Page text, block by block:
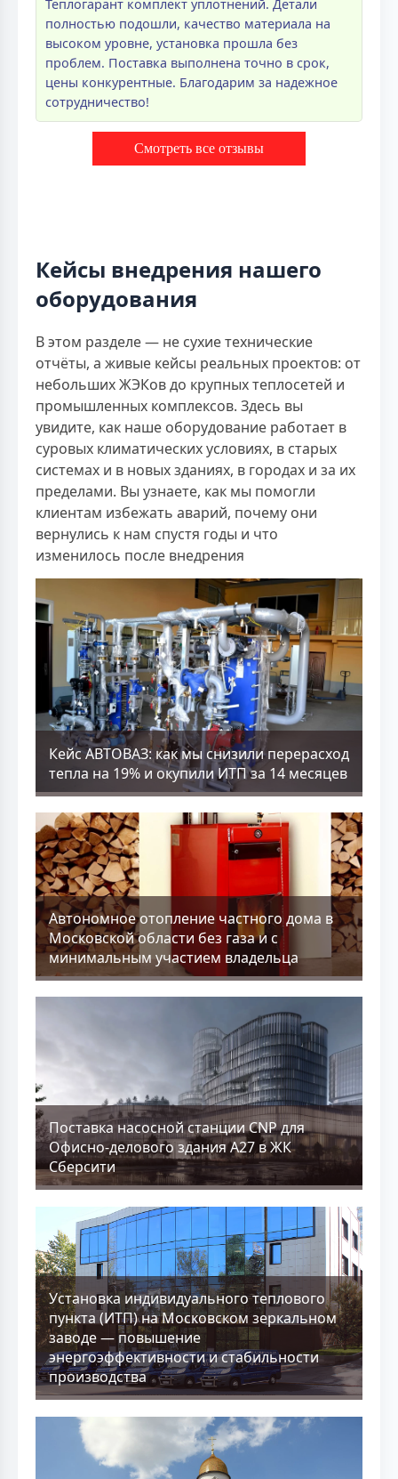
Теплогарант комплект уплотнений. Детали
полностью подошли, качество материала на
высоком уровне, установка прошла без
проблем. Поставка выполнена точно в срок,
цены конкурентные. Благодарим за надежное
сотрудничество!
Смотреть все отзывы
Кейсы внедрения нашего
оборудования
В этом разделе — не сухие технические
отчёты, а живые кейсы реальных проектов: от
небольших ЖЭКов до крупных теплосетей и
промышленных комплексов. Здесь вы
увидите, как наше оборудование работает в
суровых климатических условиях, в старых
системах и в новых зданиях, в городах и за их
пределами. Вы узнаете, как мы помогли
клиентам избежать аварий, почему они
вернулись к нам спустя годы и что
изменилось после внедрения
Кейс АВТОВАЗ: как мы снизили перерасход
тепла на 19% и окупили ИТП за 14 месяцев
Aвтономное отопление частного дома в
Московской области без газа и с
минимальным участием владельца
Поставка насосной станции CNP для
Офисно-делового здания А27 в ЖК
Сберсити
Установка индивидуального теплового
пункта (ИТП) на Московском зеркальном
заводе — повышение
энергоэффективности и стабильности
производства